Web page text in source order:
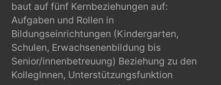
baut auf fünf Kernbeziehungen auf:
Aufgaben und Rollen in
Bildungseinrichtungen (Kindergarten,
Schulen, Erwachsenenbildung bis
Senior/innenbetreuung) Beziehung zu den
KollegInnen, Unterstützungsfunktion